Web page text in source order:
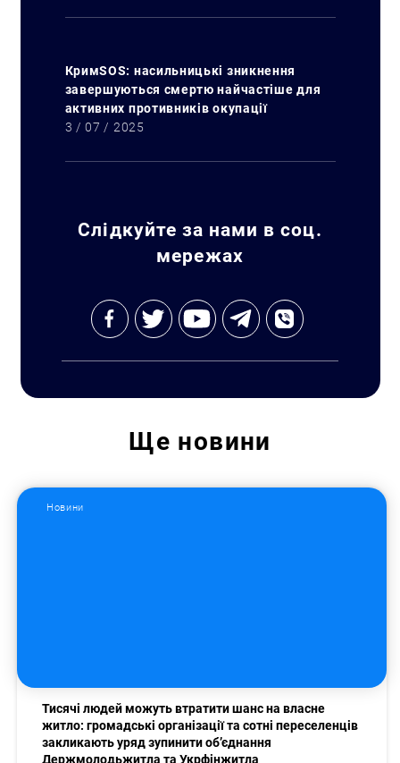
КримSOS: насильницькі зникнення
завершуються смертю найчастіше для
активних противників окупації
3 / 07 / 2025
Слідкуйте за нами в соц.
мережах
Ще новини
Новини
Тисячі людей можуть втратити шанс на власне
житло: громадські організації та сотні переселенців
закликають уряд зупинити об’єднання
Держмолодьжитла та Укрфінжитла